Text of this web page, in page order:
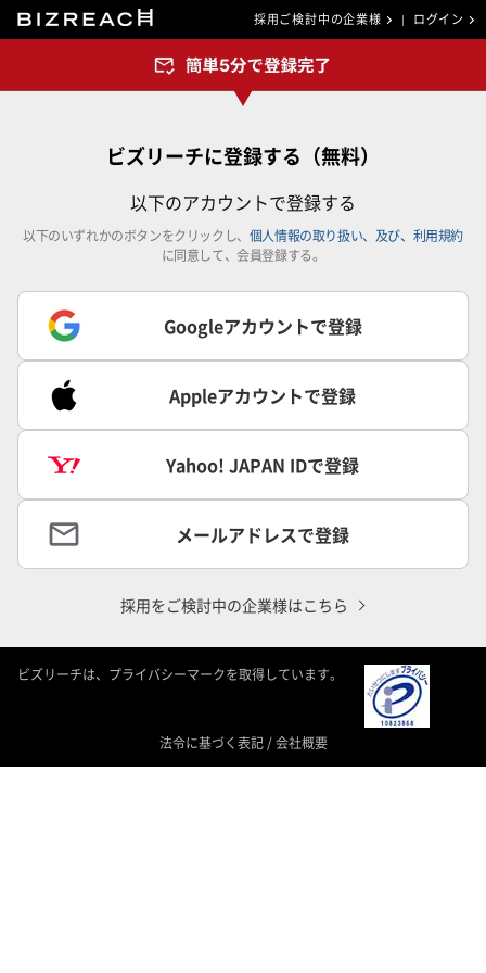
採用ご検討中の企業様 ログイン
ビズリーチに登録する（無料）
以下のアカウントで登録する
以下のいずれかのボタンをクリックし、 個人情報の取り扱い、及び、利用規約
に同意して、会員登録する。
Googleアカウントで登録
Appleアカウントで登録
Yahoo! JAPAN IDで登録
メールアドレスで登録
採用をご検討中の企業様はこちら
ビズリーチは、プライバシーマークを取得しています。
法令に基づく表記 /会社概要